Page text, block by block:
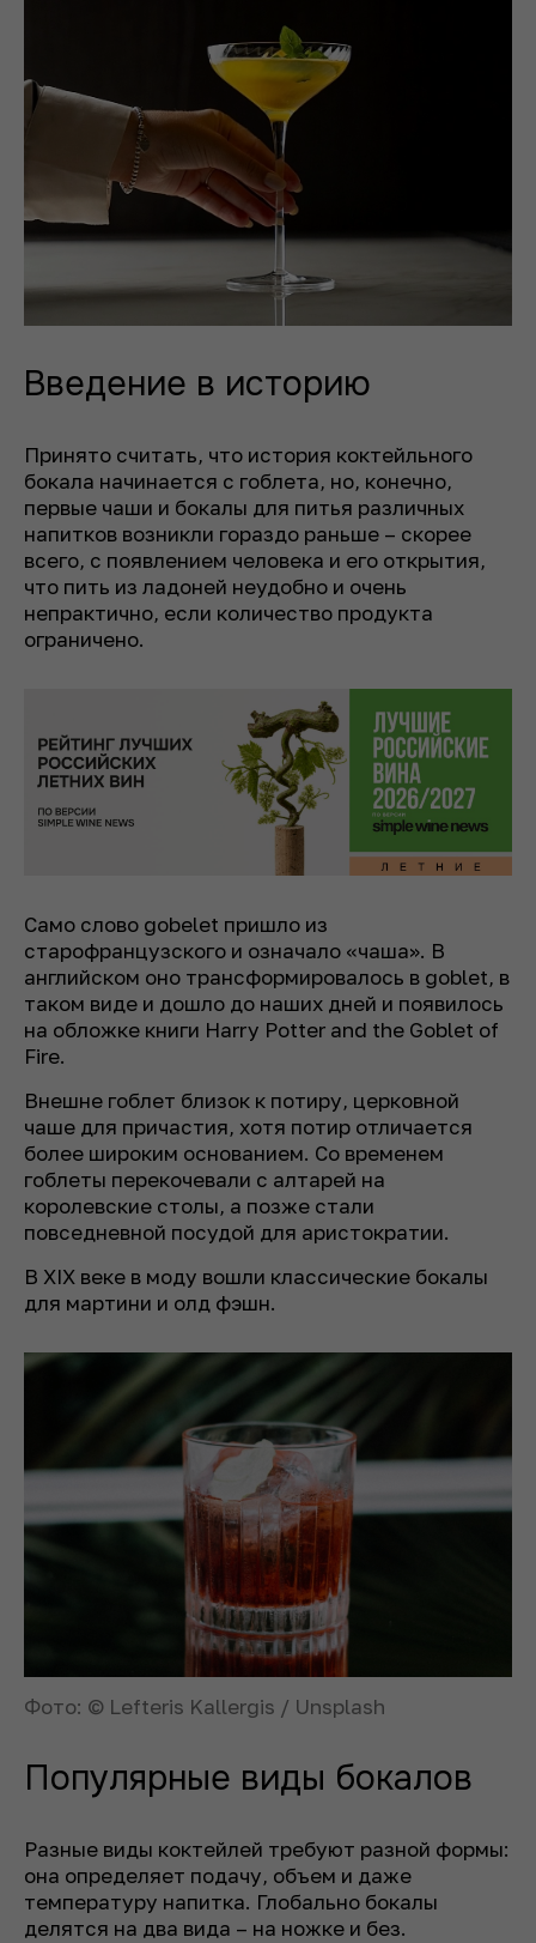
Введение в историю
Принято считать, что история коктейльного
бокала начинается с гоблета, но, конечно,
первые чаши и бокалы для питья различных
напитков возникли гораздо раньше – скорее
всего, с появлением человека и его открытия,
что пить из ладоней неудобно и очень
непрактично, если количество продукта
ограничено.
Само слово gobelet пришло из
старофранцузского и означало «чаша». В
английском оно трансформировалось в goblet, в
таком виде и дошло до наших дней и появилось
на обложке книги Harry Potter and the Goblet of
Fire.
Внешне гоблет близок к потиру, церковной
чаше для причастия, хотя потир отличается
более широким основанием. Со временем
гоблеты перекочевали с алтарей на
королевские столы, а позже стали
повседневной посудой для аристократии.
В XIX веке в моду вошли классические бокалы
для мартини и олд фэшн.
Фото: © Lefteris Kallergis / Unsplash
Популярные виды бокалов
Разные виды коктейлей требуют разной формы:
она определяет подачу, объем и даже
температуру напитка. Глобально бокалы
делятся на два вида – на ножке и без.